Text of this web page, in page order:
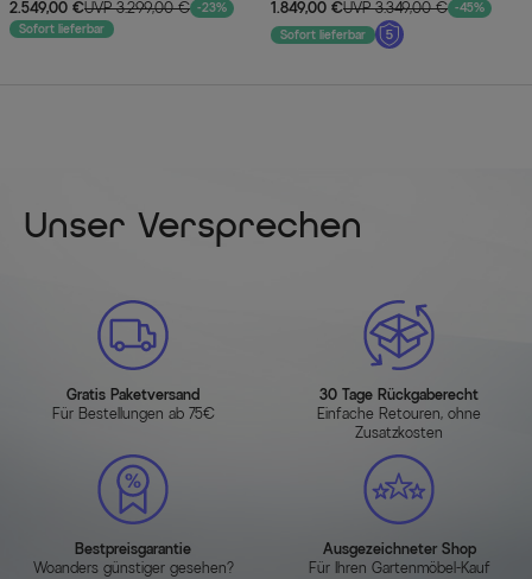
2.549,00 €UVP 3.299,00 € -23%
Sofort lieferbar
1.849,00 €UVP 3.349,00 € -45%
Sofort lieferbar
Unser Versprechen
Gratis Paketversand
Für Bestellungen ab 75€
30 Tage Rückgaberecht
Einfache Retouren, ohne
Zusatzkosten
Bestpreisgarantie
Woanders günstiger gesehen?
Ausgezeichneter Shop
Für Ihren Gartenmöbel-Kauf